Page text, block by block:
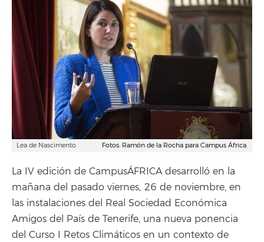
Lea de Nascimento Fotos: Ramón de la Rocha para Campus África.
La IV edición de CampusÁFRICA desarrolló en la
mañana del pasado viernes, 26 de noviembre, en
las instalaciones del Real Sociedad Económica
Amigos del País de Tenerife, una nueva ponencia
del Curso I Retos Climáticos en un contexto de